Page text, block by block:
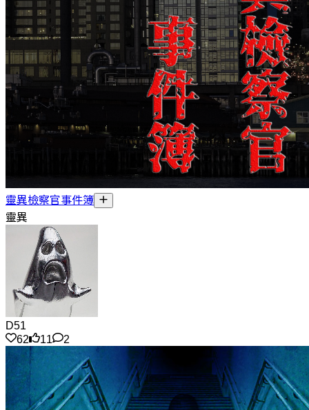
靈異檢察官事件簿
靈異
D51
62
11 2